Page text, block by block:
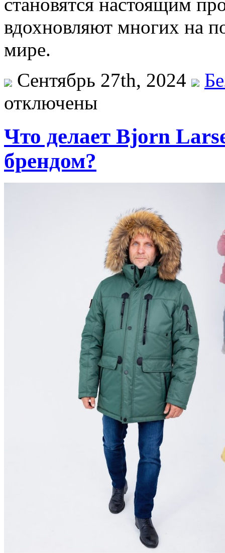
вдохновляют многих на
мире.
Сентябрь 27th, 2024
отключены
Что делает Bjorn
брендом?